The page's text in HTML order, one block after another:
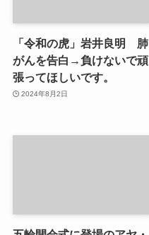
「令和の虎」岩井良明 肺
がんを告白→負けないで頑
張ってほしいです。
2024年8月2日